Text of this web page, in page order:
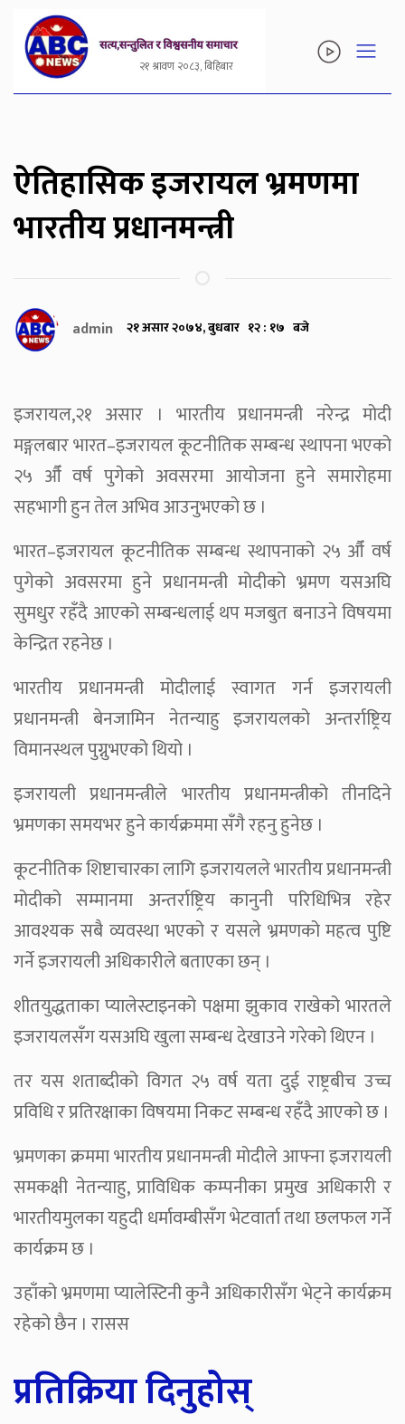
२१ श्रावण २०८३, बिहिबार
ऐतिहासिक इजरायल भ्रमणमा
भारतीय प्रधानमन्त्री
admin २१ असार २०७४, बुधबार १२ : १७ बजे
इजरायल,२१ असार । भारतीय प्रधानमन्त्री नरेन्द्र मोदी
मङ्गलबार भारत–इजरायल कूटनीतिक सम्बन्ध स्थापना भएको
२५ औँ वर्ष पुगेको अवसरमा आयोजना हुने समारोहमा
सहभागी हुन तेल अभिव आउनुभएको छ ।
भारत–इजरायल कूटनीतिक सम्बन्ध स्थापनाको २५ औँ वर्ष
पुगेको अवसरमा हुने प्रधानमन्त्री मोदीको भ्रमण यसअघि
सुमधुर रहँदै आएको सम्बन्धलाई थप मजबुत बनाउने विषयमा
केन्द्रित रहनेछ ।
भारतीय प्रधानमन्त्री मोदीलाई स्वागत गर्न इजरायली
प्रधानमन्त्री बेनजामिन नेतन्याहु इजरायलको अन्तर्राष्ट्रिय
विमानस्थल पुग्नुभएको थियो ।
इजरायली प्रधानमन्त्रीले भारतीय प्रधानमन्त्रीको तीनदिने
भ्रमणका समयभर हुने कार्यक्रममा सँगै रहनु हुनेछ ।
कूटनीतिक शिष्टाचारका लागि इजरायलले भारतीय प्रधानमन्त्री
मोदीको सम्मानमा अन्तर्राष्ट्रिय कानुनी परिधिभित्र रहेर
आवश्यक सबै व्यवस्था भएको र यसले भ्रमणको महत्व पुष्टि
गर्ने इजरायली अधिकारीले बताएका छन् ।
शीतयुद्धताका प्यालेस्टाइनको पक्षमा झुकाव राखेको भारतले
इजरायलसँग यसअघि खुला सम्बन्ध देखाउने गरेको थिएन ।
तर यस शताब्दीको विगत २५ वर्ष यता दुई राष्ट्रबीच उच्च
प्रविधि र प्रतिरक्षाका विषयमा निकट सम्बन्ध रहँदै आएको छ ।
भ्रमणका क्रममा भारतीय प्रधानमन्त्री मोदीले आफ्ना इजरायली
समकक्षी नेतन्याहु, प्राविधिक कम्पनीका प्रमुख अधिकारी र
भारतीयमुलका यहुदी धर्मावम्बीसँग भेटवार्ता तथा छलफल गर्ने
कार्यक्रम छ ।
उहाँको भ्रमणमा प्यालेस्टिनी कुनै अधिकारीसँग भेट्ने कार्यक्रम
रहेको छैन । रासस
प्रतिक्रिया दिनुहोस्